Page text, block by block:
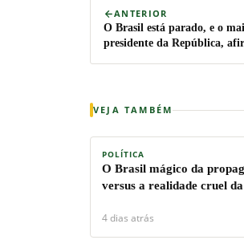
ANTERIOR
O Brasil está parado, e o
presidente da República,
VEJA TAMBÉM
POLÍTICA
O Brasil mágico da
versus a realidade cruel
4 dias atrás